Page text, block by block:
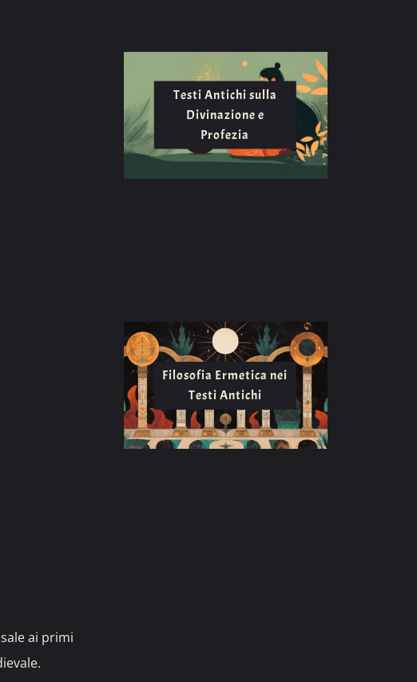
ai primi
Testi Antichi sulla
Divinazione e
Profezia
Filosofia Ermetica nei
Testi Antichi